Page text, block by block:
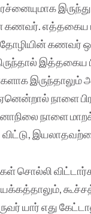
கணவர்.
கணவர்
இத்தகைய
இருந்தாலும்
நாளை
நாளை
சொல்லி
யார் எது